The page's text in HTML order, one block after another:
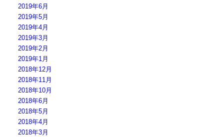
2019年6月
2019年5月
2019年4月
2019年3月
2019年2月
2019年1月
2018年12月
2018年11月
2018年10月
2018年6月
2018年5月
2018年4月
2018年3月